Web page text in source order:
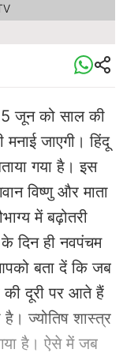
जून को साल की
मनाई जाएगी। हिंदू
गया है। इस
विष्णु और माता
में बढ़ोतरी
दिन ही नवपंचम
बता दें कि जब
दूरी पर आते हैं
है। ज्योतिष शास्त्र
है। ऐसे में जब